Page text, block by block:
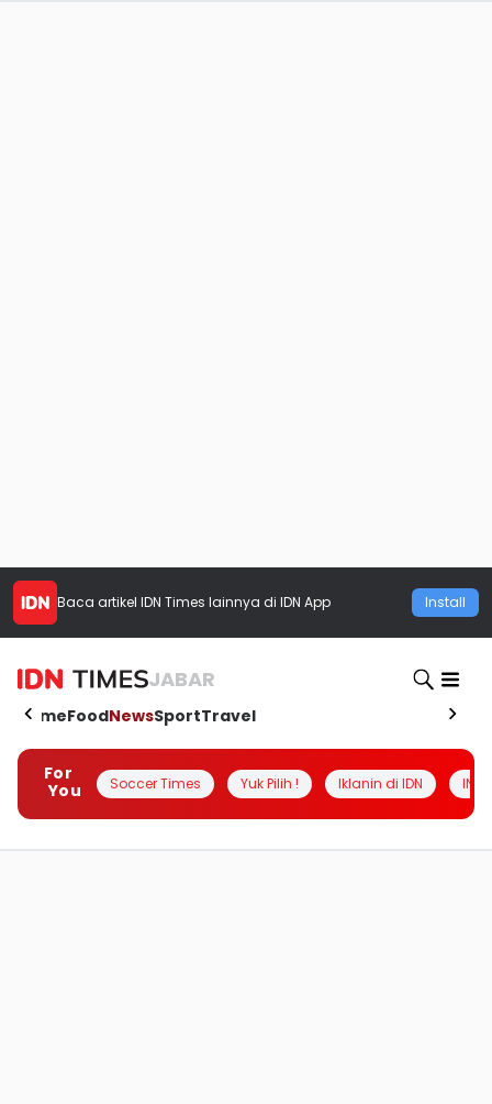
Baca artikel IDN Times lainnya di IDN App Install
JABAR
HomeFoodNewsSportTravel
For
You
Soccer Times Yuk Pilih ! Iklanin di IDN